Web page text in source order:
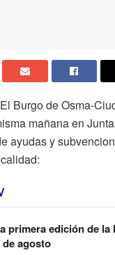
Burgo de Osma-
mañana en
ayudas y
primera edición de la
agosto